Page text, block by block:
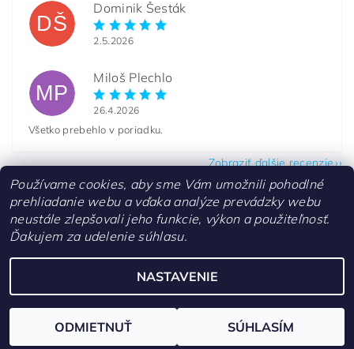
DŠ
Dominik Šesták
2.5.2026
MP
Miloš Plechlo
26.4.2026
Všetko prebehlo v poriadku.
Zobraziť ďalšie recenzie
Kontakty
2026 ©aquascaperi.sk, všetky práva vyhradenéUpraviť nastavenie cookies
Používame cookies, aby sme Vám umožnili pohodlné
prehliadanie webu a vďaka analýze prevádzky webu
neustále zlepšovali jeho funkcie, výkon a použiteľnosť.
Ďakujem za udelenie súhlasu.
NASTAVENIE
ODMIETNUŤ SÚHLASÍM